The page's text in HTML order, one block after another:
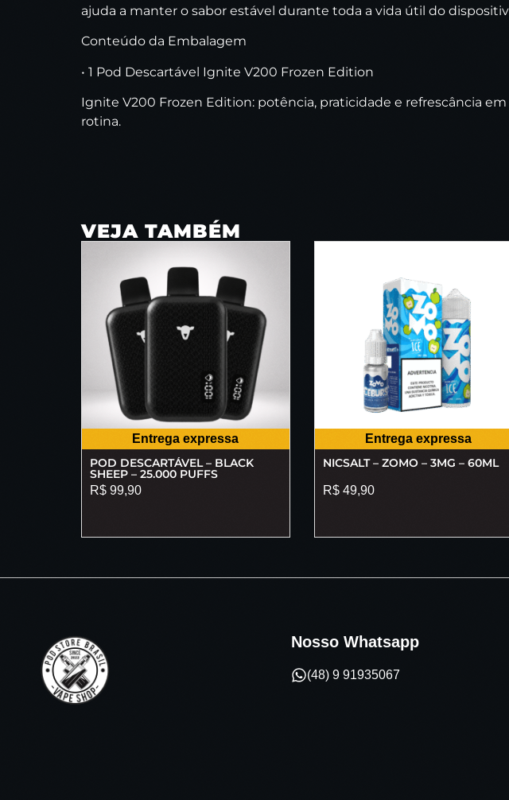
ajuda a manter o sabor estável durante toda a vida útil do
Conteúdo da Embalagem
• 1 Pod Descartável Ignite V200 Frozen Edition
Ignite V200 Frozen Edition: potência, praticidade e refrescância
rotina.
VEJA TAMBÉM
Entrega expressa
POD DESCARTÁVEL – BLACK
SHEEP – 25.000 PUFFS
R$ 99,90
Entrega expressa
NICSALT – ZOMO – 3MG – 60ML
R$49,90
Nosso Whatsapp
(48) 9 91935067